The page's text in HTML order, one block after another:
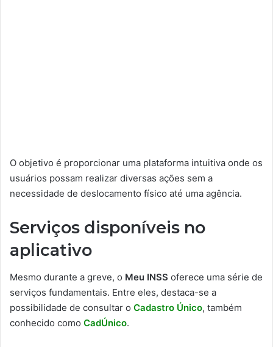
O objetivo é proporcionar uma plataforma intuitiva onde os
usuários possam realizar diversas ações sem a
necessidade de deslocamento físico até uma agência.
Serviços disponíveis no
aplicativo
Mesmo durante a greve, o Meu INSS oferece uma série de
serviços fundamentais. Entre eles, destaca-se a
possibilidade de consultar o Cadastro Único, também
conhecido como CadÚnico.